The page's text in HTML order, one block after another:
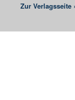
Zur Verlagsseite